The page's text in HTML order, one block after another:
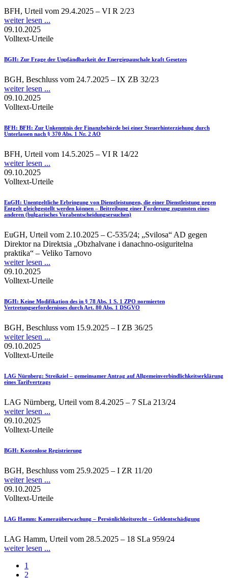
BFH, Urteil vom 29.4.2025 – VI R 2/23
weiter lesen ...
09.10.2025
Volltext-Urteile
BGH: Zur Frage der Unpfändbarkeit der Energiepauschale kraft Gesetzes
BGH, Beschluss vom 24.7.2025 – IX ZB 32/23
weiter lesen ...
09.10.2025
Volltext-Urteile
BFH: BFH: Zur Unkenntnis der Finanzbehörde bei einer Steuerhinterziehung durch
Unterlassen nach § 370 Abs. 1 Nr. 2 AO
BFH, Urteil vom 14.5.2025 – VI R 14/22
weiter lesen ...
09.10.2025
Volltext-Urteile
EuGH: Unentgeltliche Erbringung von Dienstleistungen, die einer Dienstleistung gegen
Entgelt gleichgestellt werden können – Beitreibung einer Forderung zugunsten eines
anderen (bulgarisches Vorabentscheidungsersuchen)
EuGH, Urteil vom 2.10.2025 – C-535/24; „Svilosa“ AD gegen
Direktor na Direktsia „Obzhalvane i danachno-osiguritelna
praktika“ – Veliko Tarnovo
weiter lesen ...
09.10.2025
Volltext-Urteile
BGH: Keine Modifikation des in § 78 Abs. 1 S. 1 ZPO normierten
Vertretungserfordernisses durch Art. 80 Abs. 1 DSGVO
BGH, Beschluss vom 15.9.2025 – I ZB 36/25
weiter lesen ...
09.10.2025
Volltext-Urteile
LAG Nürnberg: Streikziel – gemeinsamer Antrag auf Allgemeinverbindlichkeitserklärung
eines Tarifvertrags
LAG Nürnberg, Urteil vom 8.4.2025 – 7 SLa 213/24
weiter lesen ...
09.10.2025
Volltext-Urteile
BGH: Kostenlose Registrierung
BGH, Beschluss vom 25.9.2025 – I ZR 11/20
weiter lesen ...
09.10.2025
Volltext-Urteile
LAG Hamm: Kameraüberwachung – Persönlichkeitsrecht – Geldentschädigung
LAG Hamm, Urteil vom 28.5.2025 – 18 SLa 959/24
weiter lesen ...
1
2